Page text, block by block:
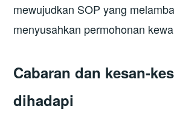
mewujudkan SOP yang
menyusahkan permohonan
Cabaran dan kesan-
dihadapi